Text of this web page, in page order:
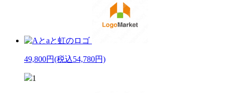
49,800円(税込54,780円)
1